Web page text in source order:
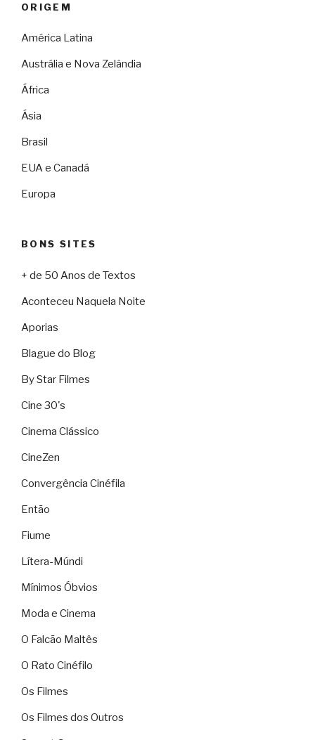
ORIGEM
América Latina
Austrália e Nova Zelândia
África
Ásia
Brasil
EUA e Canadá
Europa
BONS SITES
+ de 50 Anos de Textos
Aconteceu Naquela Noite
Aporias
Blague do Blog
By Star Filmes
Cine 30's
Cinema Clássico
CineZen
Convergência Cinéfila
Então
Fiume
Lítera-Múndi
Mínimos Óbvios
Moda e Cinema
O Falcão Maltês
O Rato Cinéfilo
Os Filmes
Os Filmes dos Outros